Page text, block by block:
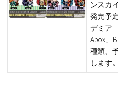
ンスカ
発売予
デミア
Abox、
種類、
します。